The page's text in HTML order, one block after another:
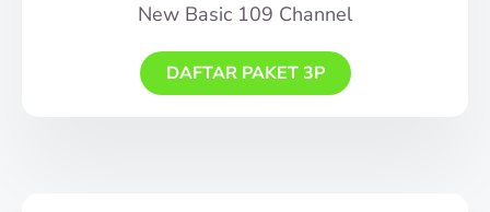
New Basic 109 Channel
DAFTAR PAKET 3P